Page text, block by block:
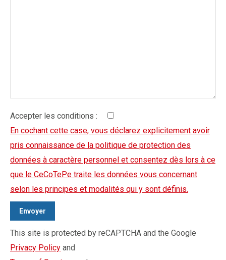
Accepter les conditions :
En cochant cette case, vous déclarez explicitement avoir
pris connaissance de la politique de protection des
données à caractère personnel et consentez dès lors à ce
que le CeCoTePe traite les données vous concernant
selon les principes et modalités qui y sont définis.
This site is protected by reCAPTCHA and the Google
Privacy Policy and